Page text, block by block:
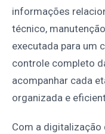
informações
técnico,
executada para um
controle completo
acompanhar cada
organizada e
Com a